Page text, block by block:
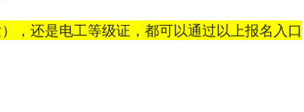
，还是电工等级证，都可以通过以上报名入口